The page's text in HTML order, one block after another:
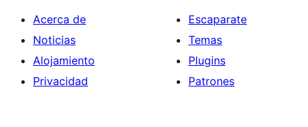
Acerca de
Noticias
Alojamiento
Privacidad
Escaparate
Temas
Plugins
Patrones